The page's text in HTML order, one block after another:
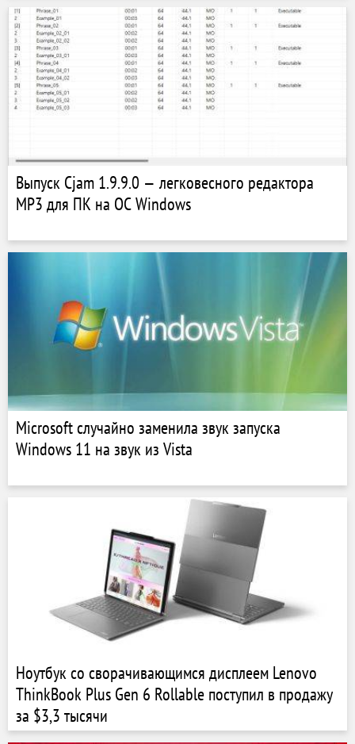
Выпуск Cjam 1.9.9.0 — легковесного редактора
MP3 для ПК на ОС Windows
Microsoft случайно заменила звук запуска
Windows 11 на звук из Vista
Ноутбук со сворачивающимся дисплеем Lenovo
ThinkBook Plus Gen 6 Rollable поступил в продажу
за $3,3 тысячи